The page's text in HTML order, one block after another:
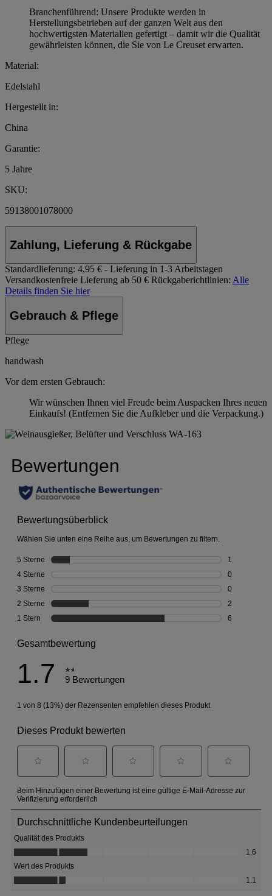
Branchenführend: Unsere Produkte werden in
Herstellungsbetrieben auf der ganzen Welt aus den
hochwertigsten Materialien gefertigt – damit wir die Qualität
gewährleisten können, die Sie von Le Creuset erwarten.
Material:
Edelstahl
Hergestellt in:
China
Garantie:
5 Jahre
SKU:
59138001078000
Zahlung, Lieferung & Rückgabe
Standardlieferung: 4,95 € - Lieferung in 1-3 Arbeitstagen
Versandkostenfreie Lieferung ab 50 € Rückgaberichtlinien: Alle
Details finden Sie hier
Gebrauch & Pflege
Pflege
handwash
Vor dem ersten Gebrauch:
Wir wünschen Ihnen viel Freude beim Auspacken Ihres neuen
Einkaufs! (Entfernen Sie die Aufkleber und die Verpackung.)